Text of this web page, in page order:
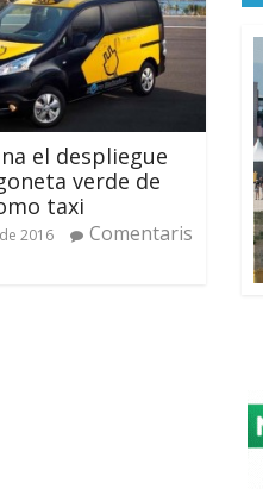
el despliegue
verde de
taxi
2016
Comentaris